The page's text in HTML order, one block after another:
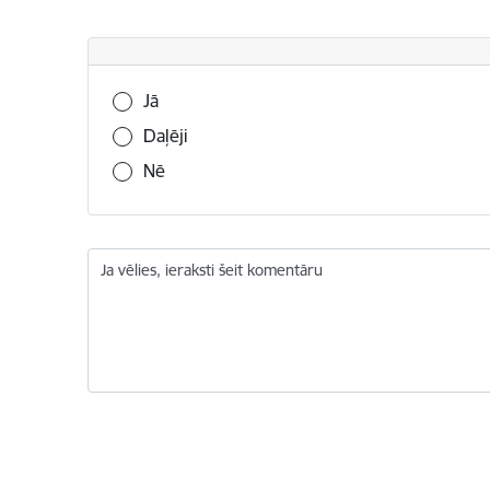
Vai šī informācija bija noderīga?
Jā
Daļēji
Nē
Ja vēlies, ieraksti šeit komentāru